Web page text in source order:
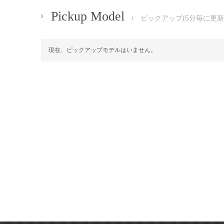
Pickup Model / ピックアップ(5分毎に更
現在、ピックアップモデルはいません。